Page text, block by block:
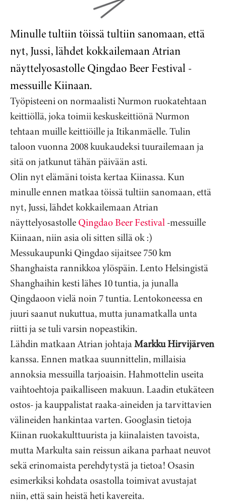
Minulle tultiin töissä tultiin sanomaan, että
nyt, Jussi, lähdet kokkailemaan Atrian
näyttelyosastolle Qingdao Beer Festival -
messuille Kiinaan.
Työpisteeni on normaalisti Nurmon ruokatehtaan
keittiöllä, joka toimii keskuskeittiönä Nurmon
tehtaan muille keittiöille ja Itikanmäelle. Tulin
taloon vuonna 2008 kuukaudeksi tuurailemaan ja
sitä on jatkunut tähän päivään asti.
Olin nyt elämäni toista kertaa Kiinassa. Kun
minulle ennen matkaa töissä tultiin sanomaan, että
nyt, Jussi, lähdet kokkailemaan Atrian
näyttelyosastolleQingdao Beer Festival-messuille
Kiinaan, niin asia oli sitten sillä ok :)
Messukaupunki Qingdao sijaitsee 750 km
Shanghaista rannikkoa ylöspäin. Lento Helsingistä
Shanghaihin kesti lähes 10 tuntia, ja junalla
Qingdaoon vielä noin 7 tuntia. Lentokoneessa en
juuri saanut nukuttua, mutta junamatkalla unta
riitti ja se tuli varsin nopeastikin.
Lähdin matkaan Atrian johtajaMarkku Hirvijärven
kanssa. Ennen matkaa suunnittelin, millaisia
annoksia messuilla tarjoaisin. Hahmottelin useita
vaihtoehtoja paikalliseen makuun. Laadin etukäteen
ostos- ja kauppalistat raaka-aineiden ja tarvittavien
välineiden hankintaa varten. Googlasin tietoja
Kiinan ruokakulttuurista ja kiinalaisten tavoista,
mutta Markulta sain reissun aikana parhaat neuvot
sekä erinomaista perehdytystä ja tietoa! Osasin
esimerkiksi kohdata osastolla toimivat avustajat
niin, että sain heistä heti kavereita.